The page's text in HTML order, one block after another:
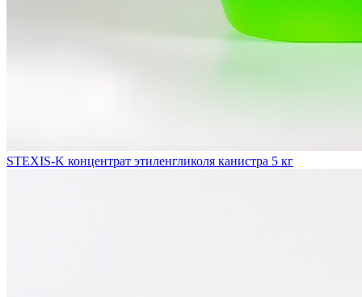
STEXIS-K концентрат этиленгликоля канистра 5 кг